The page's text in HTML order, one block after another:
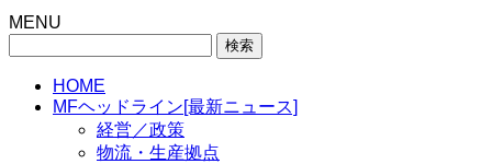
MENU
HOME
MFヘッドライン[最新ニュース]
経営／政策
物流・生産拠点